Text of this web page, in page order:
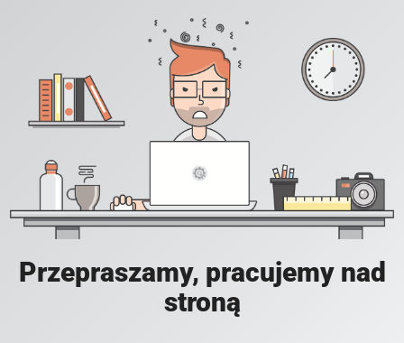
Przepraszamy, pracujemy nad
stroną